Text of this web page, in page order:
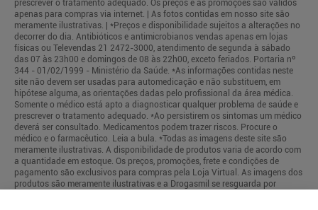
prescrever o tratamento adequado. Os preços e as promoções são válidos
apenas para compras via internet. | As fotos contidas em nosso site são
meramente ilustrativas. | *Preços e disponibilidade sujeitos a alterações no
decorrer do dia. Antibióticos e antimicrobianos vendas apenas em lojas
físicas ou Televendas 21 2472-3000, atendimento de segunda à sábado
das 07 às 23h00 e domingos de 08 às 22h00, exceto feriados. Portaria nº
344 - 01/02/1999 - Ministério da Saúde. *As informações contidas neste
site não devem ser usadas para automedicação e não substituem, em
hipótese alguma, as orientações dadas pelo profissional da área médica.
Somente o médico está apto a diagnosticar qualquer problema de saúde e
prescrever o tratamento adequado. *Ao persistirem os sintomas um médico
deverá ser consultado. Medicamentos podem trazer riscos. Procure o
médico e o farmacêutico. Leia a bula. *Todas as imagens deste site são
meramente ilustrativas. A disponibilidade de produtos varia de acordo com
a quantidade em estoque. Os preços, promoções, frete e condições de
pagamento são exclusivos para compras pela Loja Virtual. As imagens dos
produtos são meramente ilustrativas e a Drogasmil se resguarda por